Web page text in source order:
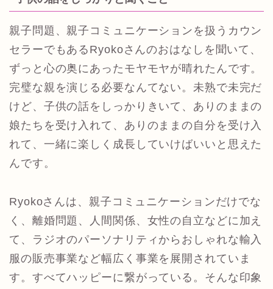
親子問題、親子コミュニケーションを扱うカウン
セラーでもあるRyokoさんのおはなしを聞いて、
ずっと心の奥にあったモヤモヤが晴れたんです。
完璧な親を演じる必要なんてない。未熟で未完だ
けど、子供の話をしっかりきいて、ありのままの
娘たちを受け入れて、ありのままの自分を受け入
れて、一緒に楽しく成長していけばいいと思えた
んです。
Ryokoさんは、親子コミュニケーションだけでな
く、離婚問題、人間関係、女性の自立などに加え
て、ラジオのパーソナリティからおしゃれな輸入
服の販売事業など幅広く事業を展開されていま
す。すべてハッピーに繋がっている。そんな印象